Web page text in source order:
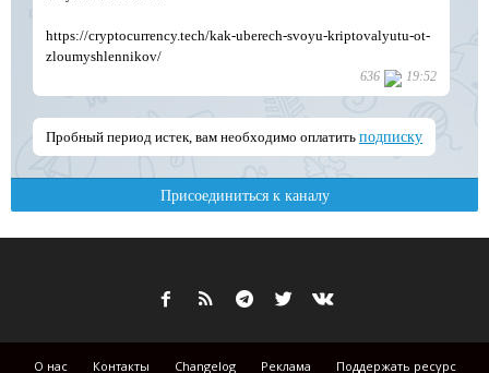
О нас Контакты Changelog Реклама Поддержать ресурс